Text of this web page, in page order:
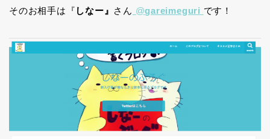
そのお相手は『 しなー』 さん @gareimeguri です！